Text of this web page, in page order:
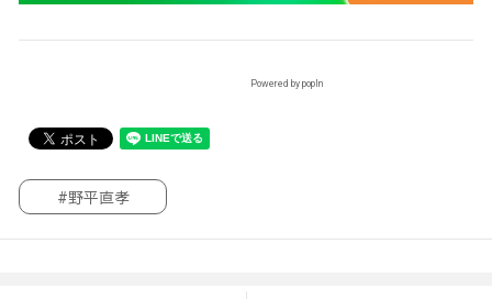
Powered by popIn
#野平直孝